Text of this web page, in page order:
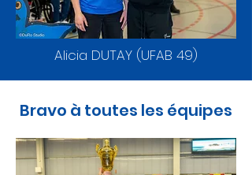
Alicia DUTAY (UFAB 49)
Bravo à toutes les équipes